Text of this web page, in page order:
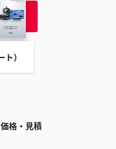
）
価格・見積